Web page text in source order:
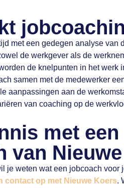
met een gedegen analyse van
de werkgever als de
de knelpunten in het werk
samen met de medewerker
aanpassingen aan de
van coaching op de
met een
van
je weten wat een jobcoach voor
contact op met Nieuwe Koers.